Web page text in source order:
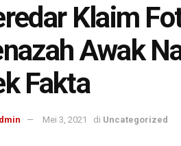
Klaim
Awak
Fakta
Mei 3, 2021 di Uncategorized